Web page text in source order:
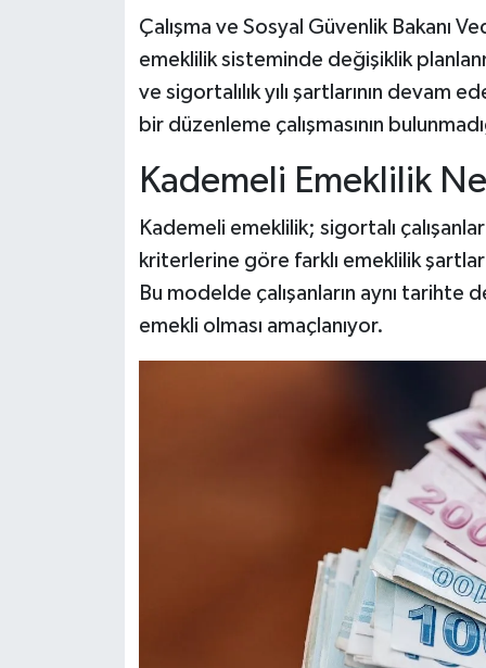
Çalışma ve Sosyal Güvenlik Bakanı
emeklilik sisteminde değişiklik
ve sigortalılık yılı şartlarının
bir düzenleme çalışmasının
Kademeli Emeklilik
Kademeli emeklilik; sigortalı
kriterlerine göre farklı emeklilik
Bu modelde çalışanların aynı
emekli olması amaçlanıyor.